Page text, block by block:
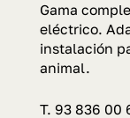
Gama
eléctrico.
instalación
animal.
T. 93 836